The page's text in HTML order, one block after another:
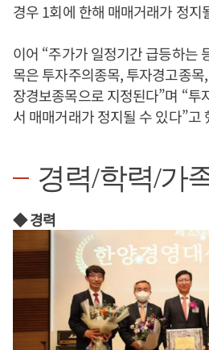
경우 1회에 한해 매매거래가 정지
이어 “주가가 일정기간 급등하는
목은 투자주의종목, 투자경고종
장경보종목으로 지정된다”며 “투
서 매매거래가 정지될 수 있다”고
경력/학력/가
◆ 경력